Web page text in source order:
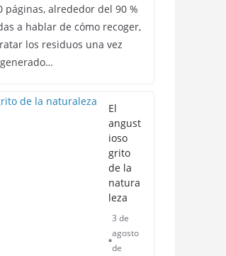
páginas, alrededor del 90 %
a hablar de cómo recoger,
los residuos una vez
El
angust
ioso
grito
de la
natura
leza
3 de
agosto
de